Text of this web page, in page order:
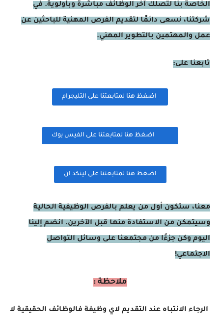
الخاصة بنا لتصلك آخر الوظائف مباشرة وبأولوية. في
شركتنا، نسعى دائمًا لتقديم الفرص المهنية للباحثين عن
عمل والمهتمين بالتطوير المهني.
تابعنا على:
اضغظ هنا لمتابعتنا على التليجرام
اضغظ هنا لمتابعتنا على الفيس بوك
اضغظ هنا لمتابعتنا على لينكد ان
معنا، ستكون أول من يعلم بالفرص الوظيفية الحالية
وسيتمكن من الاستفادة منها قبل الآخرين. انضم إلينا
اليوم وكن جزءًا من مجتمعنا على وسائل التواصل
الاجتماعي!
ملاحظة :
الرجاء الانتباه عند التقديم لاي وظيفة فالوظائف الحقيقية لا